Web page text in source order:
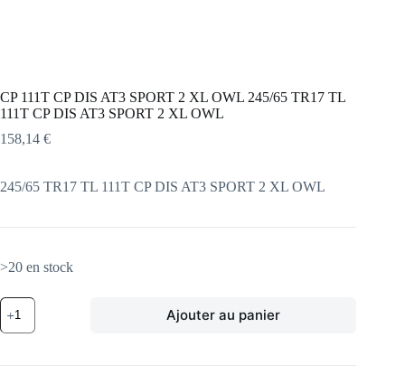
CP 111T CP DIS AT3 SPORT 2 XL OWL 245/65 TR17 TL
111T CP DIS AT3 SPORT 2 XL OWL
158,14 €
245/65 TR17 TL 111T CP DIS AT3 SPORT 2 XL OWL
>20 en stock
quantité
de
CP
CP
Ajouter au panier